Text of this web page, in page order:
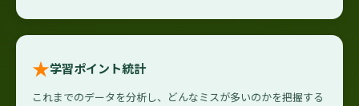
★学習ポイント統計
これまでのデータを分析し、どんなミスが多いのかを把握する